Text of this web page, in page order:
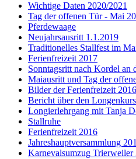
Wichtige Daten 2020/2021
Tag der offenen Tür - Mai
Pferdewaage
Neujahrsausritt 1.1.2019
Traditionelles Stallfest im
Ferienfreizeit 2017
Sonntagsritt nach Kordel an
Maiausritt und Tag der
Bilder der Ferienfreizeit 2016
Bericht über den
Longierlehrgang mit Tanja
Stallruhe
Ferienfreizeit 2016
Jahreshauptversammlung
Karnevalsumzug Trierweiler